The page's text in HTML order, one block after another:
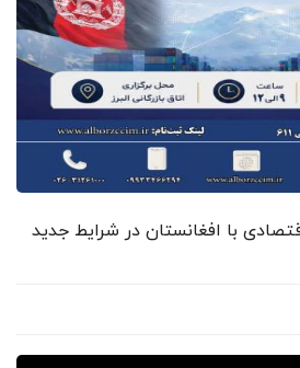
با افغانستان در شرایط جدید